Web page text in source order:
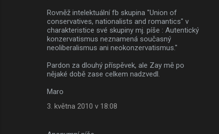
Rovněž intelektuální fb skupina "Union of
conservatives, nationalists and romantics" v
charakteristice své skupiny mj. píše : Autentický
konzervatismus neznamená současný
neoliberalismus ani neokonzervatismus."
Pardon za dlouhý příspěvek, ale Zay mě po
nějaké době zase celkem nadzvedl.
Maro
3. května 2010 v 18:08